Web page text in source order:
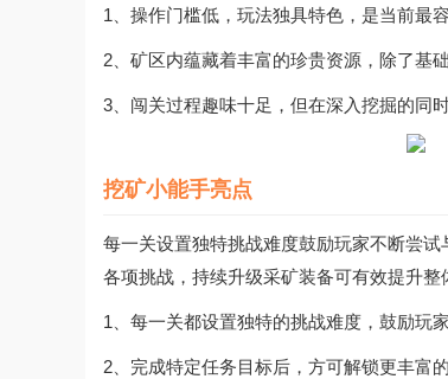
1、操作门槛低，玩法独具特色，是当前最
2、矿区内蕴藏着丰富的珍贵资源，除了基
3、闯关过程趣味十足，但在深入挖掘的同
挖矿小能手亮点
每一关设置独特挑战难度鼓励玩家不断尝
各项挑战，持续升级采矿装备可有效提升整
1、每一关都设置独特的挑战难度，鼓励玩
2、完成特定任务目标后，方可解锁更丰富的